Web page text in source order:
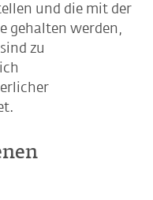
und die mit der
gehalten werden,
zu